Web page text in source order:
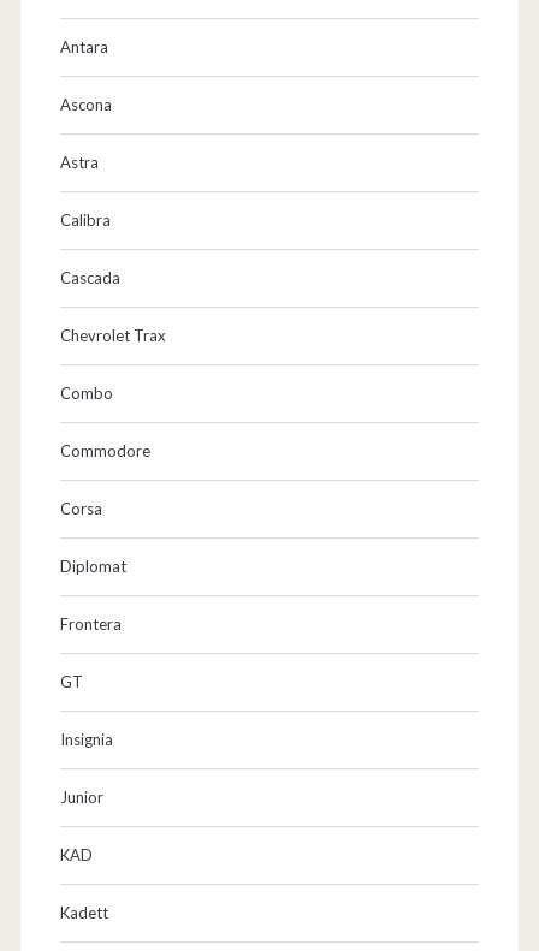
Antara
Ascona
Astra
Calibra
Cascada
Chevrolet Trax
Combo
Commodore
Corsa
Diplomat
Frontera
GT
Insignia
Junior
KAD
Kadett